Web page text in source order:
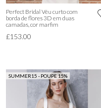
Perfect Bridal Véu curto com
borda de flores 3D em duas
camadas, cor marfim
£153.00
SUMMER15 - POUPE 15%